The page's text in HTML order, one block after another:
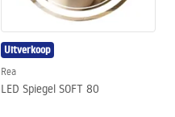
Uitverkoop
Rea
LED Spiegel SOFT 80